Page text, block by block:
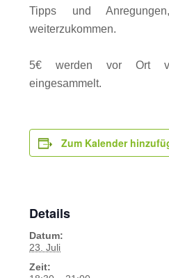
Tipps und
weiterzukommen.
5€ werden vor Ort
eingesammelt.
Zum Kalender
Details
Datum:
23. Juli
Zeit: